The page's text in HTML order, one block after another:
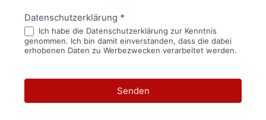
Datenschutzerklärung *
Ich habe die Datenschutzerklärung zur Kenntnis
genommen. Ich bin damit einverstanden, dass die dabei
erhobenen Daten zu Werbezwecken verarbeitet werden.
Senden